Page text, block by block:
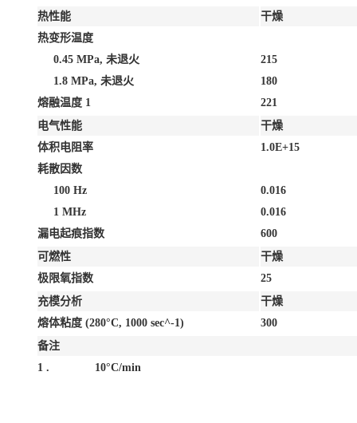
热性能
干燥
热变形温度
0.45 MPa, 未退火
215
1.8 MPa, 未退火
180
熔融温度 1
221
电气性能
干燥
体积电阻率
1.0E+15
耗散因数
100 Hz
0.016
1 MHz
0.016
漏电起痕指数
600
可燃性
干燥
极限氧指数
25
充模分析
干燥
熔体粘度 (280°C, 1000 sec^-1)
300
备注
1 .
10°C/min